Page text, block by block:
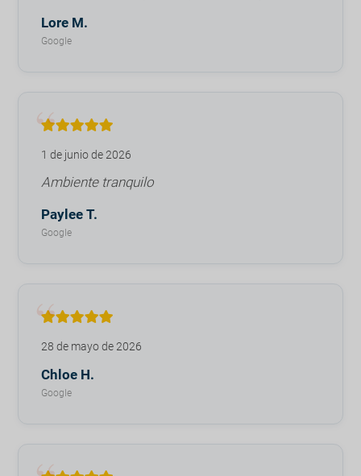
Lore M.
Google
1 de junio de 2026
Ambiente tranquilo
Paylee T.
Google
28 de mayo de 2026
Chloe H.
Google